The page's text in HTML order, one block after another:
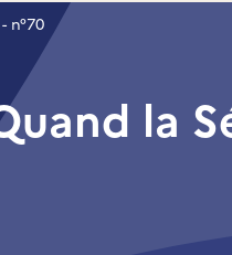
n°70
la